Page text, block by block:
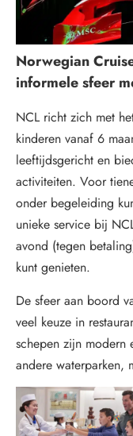
Norwegian
informele sfeer
NCL richt zich met
kinderen vanaf 6
leeftijdsgericht en
activiteiten. Voor
onder begeleiding
unieke service bij
avond (tegen
kunt genieten.
De sfeer aan boord
veel keuze in
schepen zijn
andere waterparken,